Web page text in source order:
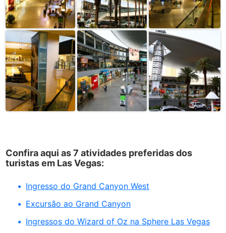
Confira aqui as 7 atividades preferidas dos
turistas em Las Vegas:
Ingresso do Grand Canyon West
Excursão ao Grand Canyon
Ingressos do Wizard of Oz na Sphere Las Vegas